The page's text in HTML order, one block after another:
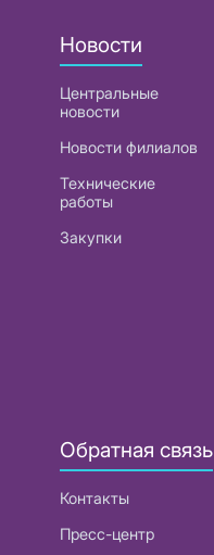
Новости
Центральные
новости
Новости филиалов
Технические
работы
Закупки
Обратная связь
Контакты
Пресс-центр